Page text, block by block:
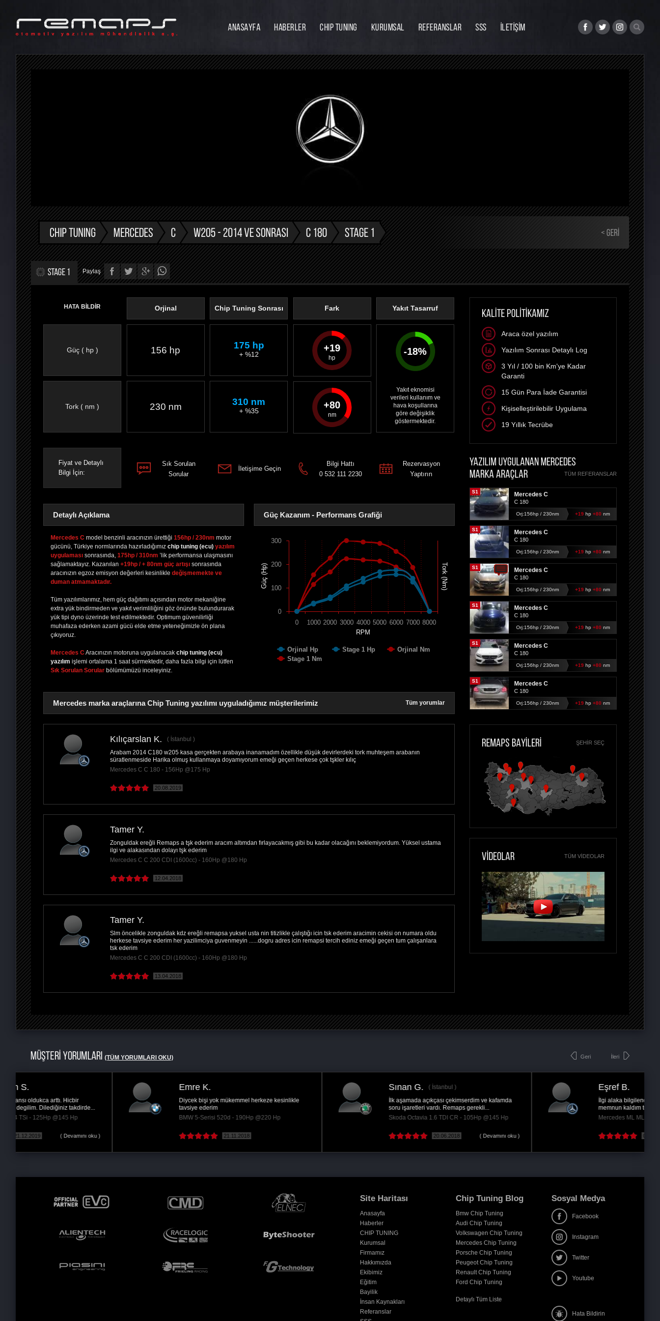
ANASAYFA HABERLER CHIP TUNING KURUMSAL REFERANSLAR SSS İLETİŞİM
CHIP TUNING MERCEDES C W205 - 2014 VE SONRASI C 180 STAGE 1 < GERI
STAGE 1 Paylaş
PAYLAŞPAYLAŞPLUS'TA
PAYLAŞ
PAYLAŞ
HATA BİLDİR
Güç ( hp )
Tork ( nm )
Orjinal
156 hp
230 nm
Chip Tuning Sonrası
175 hp
+ %12
310 nm
+ %35
Fark
19
80
Yakıt Tasarruf
-18%
Yakıt eknomisi
verileri kullanım ve
hava koşullarına
göre değişiklik
göstermektedir.
Fiyat ve Detaylı
Bilgi İçin:
Sık Sorulan
Sorular
İletişime Geçin
Bilgi Hattı
0 532 111 2230
Rezervasyon
Yaptırın
Detaylı Açıklama
Mercedes C model benzinli aracınızın ürettiği 156hp / 230nm motor
gücünü, Türkiye normlarında hazırladığımız chip tuning (ecu) yazılım
uygulaması sonrasında, 175hp / 310nm ’lik performansa ulaşmasını
sağlamaktayız. Kazanılan +19hp / + 80nm güç artışı sonrasında
aracınızın egzoz emisyon değerleri kesinlikle değişmemekte ve
duman atmamaktadır.
Tüm yazılımlarımız, hem güç dağıtımı açısından motor mekaniğine
extra yük bindirmeden ve yakıt verimliliğini göz önünde bulundurarak
yük tipi dyno üzerinde test edilmektedir. Optimum güvenilirliği
muhafaza ederken azami gücü elde etme yeteneğimizle ön plana
çıkıyoruz.
Mercedes CAracınızın motoruna uygulanacak chip tuning (ecu)
yazılım işlemi ortalama 1 saat sürmektedir, daha fazla bilgi için lütfen
Sık Sorulan Sorular bölümümüzü inceleyiniz.
Güç Kazanım - Performans Grafiği
RPM
Güç (Hp) Tork (Nm)
Orjinal Hp Stage 1 Hp
Orjinal Nm
Stage 1 Nm
0 1000 2000 3000 4000 5000 6000 7000 8000
0
100
200
300
Mercedes marka araçlarına Chip Tuning yazılımı uyguladığımız müşterilerimiz Tüm yorumlar
Kılıçarslan K.
İstanbul
Arabam 2014 C180 w205 kasa gerçekten arabaya inanamadım özellikle düşük devirlerdeki tork muhteşem arabanın
süratlenmeside Harika olmuş kullanmaya doyamıyorum emeği geçen herkese çok tşkler kılıç
Mercedes C C 180 - 156Hp @175 Hp
20.08.2019
Tamer Y.
Zonguldak ereğli Remaps a tşk ederim aracım altımdan fırlayacakmış gibi bu kadar olacağını beklemiyordum. Yüksel ustama
ilgi ve alakasından dolayı tşk ederim
Mercedes C C 200 CDI (1600cc) - 160Hp @180 Hp
12.04.2018
Tamer Y.
Slm öncelikle zonguldak kdz ereğli remapsa yuksel usta nin titizlikle çalıştığı icin tsk ederim aracimin cekisi on numara oldu
herkese tavsiye ederim her yazilimciya guvenmeyin ......dogru adres icin remapsi tercih ediniz emeği geçen tum çalışanlara
tsk ederim
Mercedes C C 200 CDI (1600cc) - 160Hp @180 Hp
13.04.2018
KALİTE POLİTİKAMIZ
Araca özel yazılım
Yazılım Sonrası Detaylı Log
3 Yıl / 100 bin Km'ye Kadar
Garanti
15 Gün Para İade Garantisi
Kişiselleştirilebilir Uygulama
19 Yıllık Tecrübe
YAZILIM UYGULANAN MERCEDES
MARKA ARAÇLAR
TÜM REFERANSLAR
S1 Mercedes C
C 180
Orj:156hp / 230nm +19hp +80 nm
S1 Mercedes C
C 180
Orj:156hp / 230nm +19hp +80 nm
S1 Mercedes C
C 180
Orj:156hp / 230nm +19hp +80 nm
S1 Mercedes C
C 180
Orj:156hp / 230nm +19hp +80 nm
S1 Mercedes C
C 180
Orj:156hp / 230nm +19hp +80 nm
S1 Mercedes C
C 180
Orj:156hp / 230nm +19hp +80 nm
REMAPS BAYİLERİ ŞEHIR SEÇ
VİDEOLAR TÜM VIDEOLAR
MÜŞTERİ YORUMLARI (TÜM YORUMLARI OKU) Geri
İstanbul
İlk aşamada açıkçası çekimserdim ve kafamda
soru işaretleri vardı. Remaps gerekli...
Skoda Octavia 1.6 TDI CR - 105Hp @145 Hp
( Devamını oku )
İlgi alaka bilgilendirme ve hizmet için çok
memnun kaldım teşekkürler remaps erzurum
Mercedes ML ML 350 CDI - 258Hp @295 Hp
Ankara
Aracım 1.4 Tsi CTH Koldu 160hp lik bir Scirocco
diğer roccolardan farkı remaps yazlımlı olması...
Volkswagen Scirocco 1.4 TSi (CAVD) - 160Hp
( Devamını oku )
İleri
Site Haritası
Anasayfa
Haberler
CHIP TUNING
Kurumsal
Firmamız
Hakkımızda
Ekibimiz
Eğitim
Bayilik
İnsan Kaynakları
Referanslar
Chip Tuning Blog
Bmw Chip Tuning
Audi Chip Tuning
Volkswagen Chip Tuning
Mercedes Chip Tuning
Porsche Chip Tuning
Peugeot Chip Tuning
Renault Chip Tuning
Ford Chip Tuning
Detaylı Tüm Liste
Sosyal Medya
Facebook
Instagram
Twitter
Youtube
Hata Bildirin